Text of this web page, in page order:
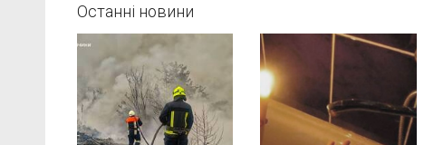
Останні новини